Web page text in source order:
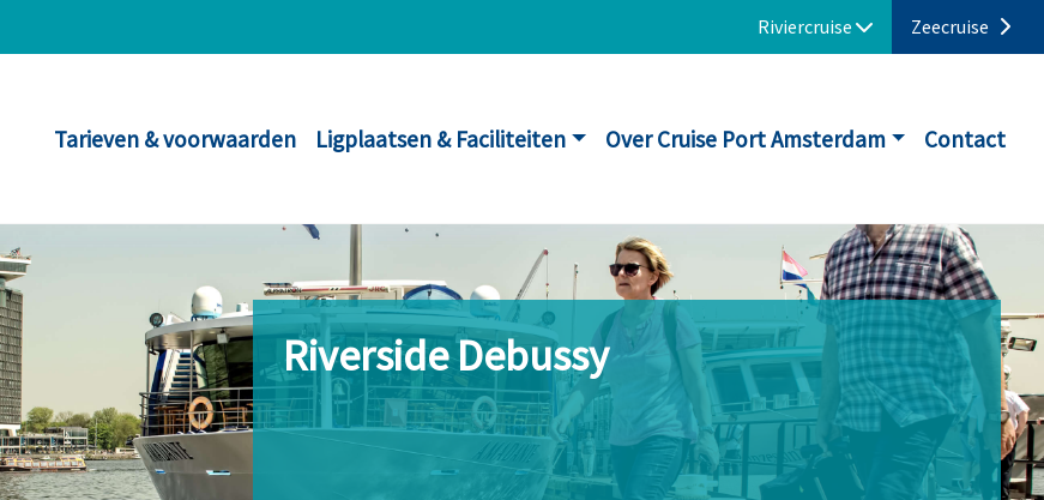
Riviercruise Zeecruise
Tarieven & voorwaarden Ligplaatsen & Faciliteiten Over Cruise Port Amsterdam Contact
Riverside Debussy